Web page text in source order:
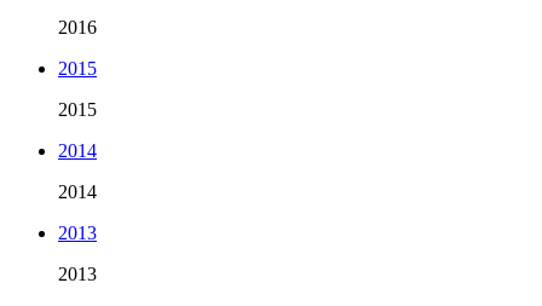
2016
2015
2015
2014
2014
2013
2013